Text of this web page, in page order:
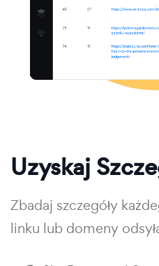
Uzyskaj
Zbadaj szczegóły
linku lub domeny